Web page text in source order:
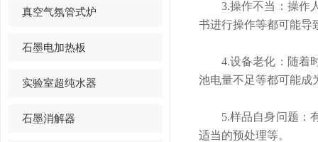
真空气氛管式炉
石墨电加热板
实验室超纯水器
石墨消解器
3.操作不当：操作人
书进行操作等都可能导
4.设备老化：随着时
池电量不足等都可能成
5.样品自身问题：有
适当的预处理等。